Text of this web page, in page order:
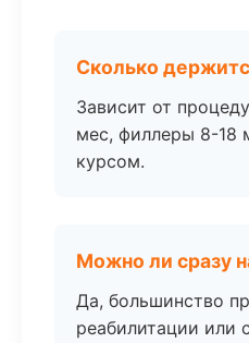
Сколько
Зависит от
мес, филлеры 8-18
курсом.
Можно ли сразу
Да, большинство
реабилитации или